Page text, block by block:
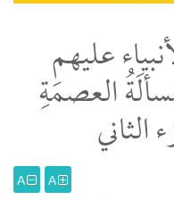
عليهم
العصمَةِ
A
A